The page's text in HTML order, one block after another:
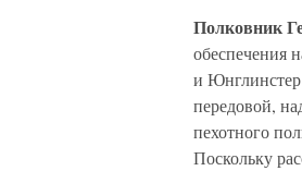
Полковник
обеспечения
и Юнглинстер
передовой,
пехотного
Поскольку